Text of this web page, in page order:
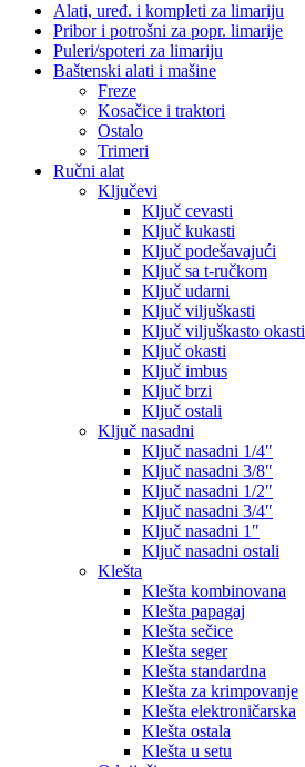
Alati, uređ. i kompleti za limariju
Pribor i potrošni za popr. limarije
Puleri/spoteri za limariju
Baštenski alati i mašine
Freze
Kosačice i traktori
Ostalo
Trimeri
Ručni alat
Ključevi
Ključ cevasti
Ključ kukasti
Ključ podešavajući
Ključ sa t-ručkom
Ključ udarni
Ključ viljuškasti
Ključ viljuškasto okasti
Ključ okasti
Ključ imbus
Ključ brzi
Ključ ostali
Ključ nasadni
Ključ nasadni 1/4″
Ključ nasadni 3/8″
Ključ nasadni 1/2″
Ključ nasadni 3/4″
Ključ nasadni 1″
Ključ nasadni ostali
Klešta
Klešta kombinovana
Klešta papagaj
Klešta sečice
Klešta seger
Klešta standardna
Klešta za krimpovanje
Klešta elektroničarska
Klešta ostala
Klešta u setu